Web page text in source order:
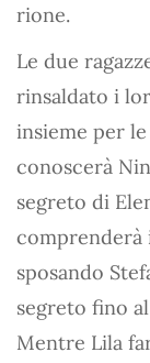
rione.
Le due
rinsaldato i
insieme per le
conoscerà
segreto di
comprenderà
sposando
segreto fino
Mentre Lila